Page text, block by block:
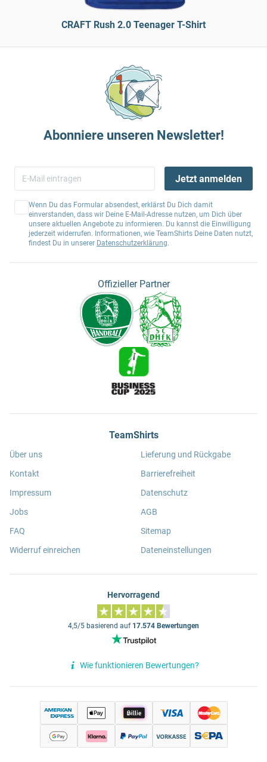
CRAFT Rush 2.0 Teenager T-Shirt
Abonniere unseren Newsletter!
Jetzt anmelden
Wenn Du das Formular absendest, erklärst Du Dich damit
einverstanden, dass wir Deine E-Mail-Adresse nutzen, um Dich über
unsere aktuellen Angebote zu informieren. Du kannst die Einwilligung
jederzeit widerrufen. Informationen, wie TeamShirts Deine Daten nutzt,
findest Du in unserer Datenschutzerklärung.
Offizieller Partner
TeamShirts
Über uns
Kontakt
Impressum
Jobs
FAQ
Widerruf einreichen
Lieferung und Rückgabe
Barrierefreiheit
Datenschutz
AGB
Sitemap
Dateneinstellungen
Hervorragend
4,5/5 basierend auf 17.574 Bewertungen
Wie funktionieren Bewertungen?